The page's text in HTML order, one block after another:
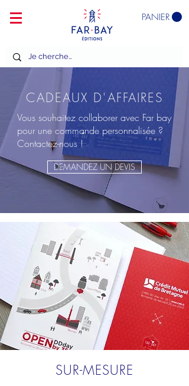
PANIER
CADEAUX D'AFFAIRES
Vous souhaitez collaborer avec Far bay
pour une commande personnalisée ?
Contactez-nous !
DEMANDEZ UN DEVIS
SUR-MESURE